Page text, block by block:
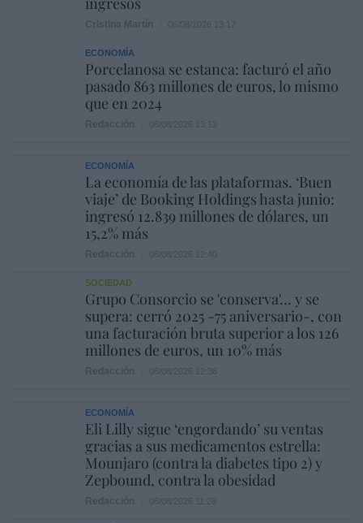
ECONOMÍA
Porcelanosa se estanca: facturó el año
pasado 863 millones de euros, lo mismo
que en 2024
ECONOMÍA
La economía de las plataformas. ‘Buen
viaje’ de Booking Holdings hasta junio:
ingresó 12.839 millones de dólares, un
15,2% más
SOCIEDAD
Grupo Consorcio se 'conserva'... y se
supera: cerró 2025 -75 aniversario-, con
una facturación bruta superior a los 126
millones de euros, un 10% más
ECONOMÍA
Eli Lilly sigue ‘engordando’ su ventas
gracias a sus medicamentos estrella:
Mounjaro (contra la diabetes tipo 2) y
Zepbound, contra la obesidad